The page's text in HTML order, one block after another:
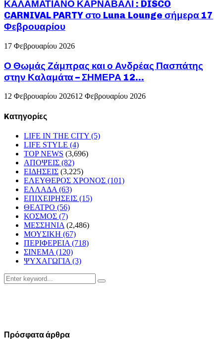
ΚΑΛΑΜΑΤΙΑΝΟ ΚΑΡΝΑΒΑΛΙ : DISCO
CARNIVAL PARTY στο Luna Lounge σήμερα 17
Φεβρουαρίου
17 Φεβρουαρίου 2026
Ο Θωμάς Ζάμπρας και ο Ανδρέας Πασπάτης
στην Καλαμάτα – ΣΗΜΕΡΑ 12...
12 Φεβρουαρίου 202612 Φεβρουαρίου 2026
Kατηγορίες
LIFE IN THE CITY (5)
LIFE STYLE (4)
TOP NEWS (3,696)
ΑΠΟΨΕΙΣ (82)
ΕΙΔΗΣΕΙΣ (3,225)
ΕΛΕΥΘΕΡΟΣ ΧΡΟΝΟΣ (101)
ΕΛΛΑΔΑ (63)
ΕΠΙΧΕΙΡΗΣΕΙΣ (15)
ΘΕΑΤΡΟ (56)
ΚΟΣΜΟΣ (7)
ΜΕΣΣΗΝΙΑ (2,486)
ΜΟΥΣΙΚΗ (67)
ΠΕΡΙΦΕΡΕΙΑ (718)
ΣΙΝΕΜΑ (120)
ΨΥΧΑΓΩΓΙΑ (3)
Search
for:
Search
Πρόσφατα άρθρα